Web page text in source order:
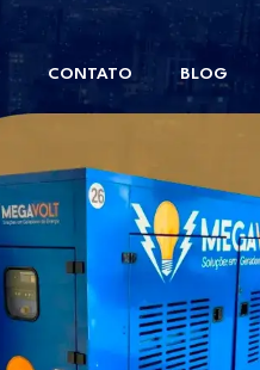
CONTATO BLOG